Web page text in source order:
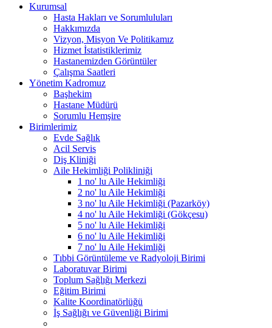
Kurumsal
Hasta Hakları ve Sorumluluları
Hakkımızda
Vizyon, Misyon Ve Politikamız
Hizmet İstatistiklerimiz
Hastanemizden Görüntüler
Çalışma Saatleri
Yönetim Kadromuz
Başhekim
Hastane Müdürü
Sorumlu Hemşire
Birimlerimiz
Evde Sağlık
Acil Servis
Diş Kliniği
Aile Hekimliği Polikliniği
1 no' lu Aile Hekimliği
2 no' lu Aile Hekimliği
3 no' lu Aile Hekimliği (Pazarköy)
4 no' lu Aile Hekimliği (Gökçesu)
5 no' lu Aile Hekimliği
6 no' lu Aile Hekimliği
7 no' lu Aile Hekimliği
Tıbbi Görüntüleme ve Radyoloji Birimi
Laboratuvar Birimi
Toplum Sağlığı Merkezi
Eğitim Birimi
Kalite Koordinatörlüğü
İş Sağlığı ve Güvenliği Birimi